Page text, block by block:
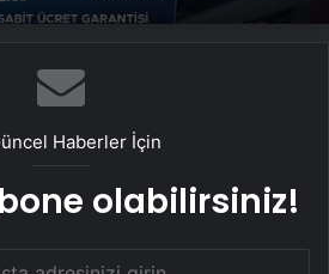
Haberler İçin
olabilirsiniz!